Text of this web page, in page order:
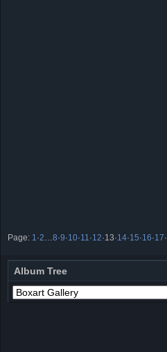
Page: 1 ·2 8·9·10·11 ·12·13·14·15·16·17·
Album Tree